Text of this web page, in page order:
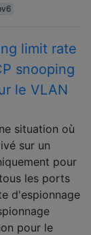
limit rate
snooping
le VLAN
situation où
sur un
pour
les ports
d'espionnage
pour le